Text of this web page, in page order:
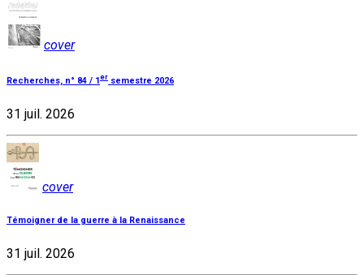
cover
Recherches, n° 84 / 1er semestre 2026
31 juil. 2026
cover
Témoigner de la guerre à la Renaissance
31 juil. 2026